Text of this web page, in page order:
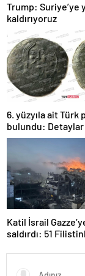
Trump: Suriye’ye
kaldırıyoruz
6. yüzyıla ait Türk
bulundu: Detaylar
Haber’de
Katil İsrail
saldırdı: 51